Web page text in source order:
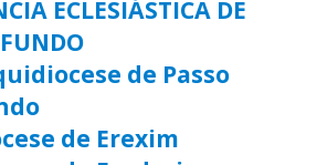
ECLESIÁSTICA DE
de Passo
de Erexim